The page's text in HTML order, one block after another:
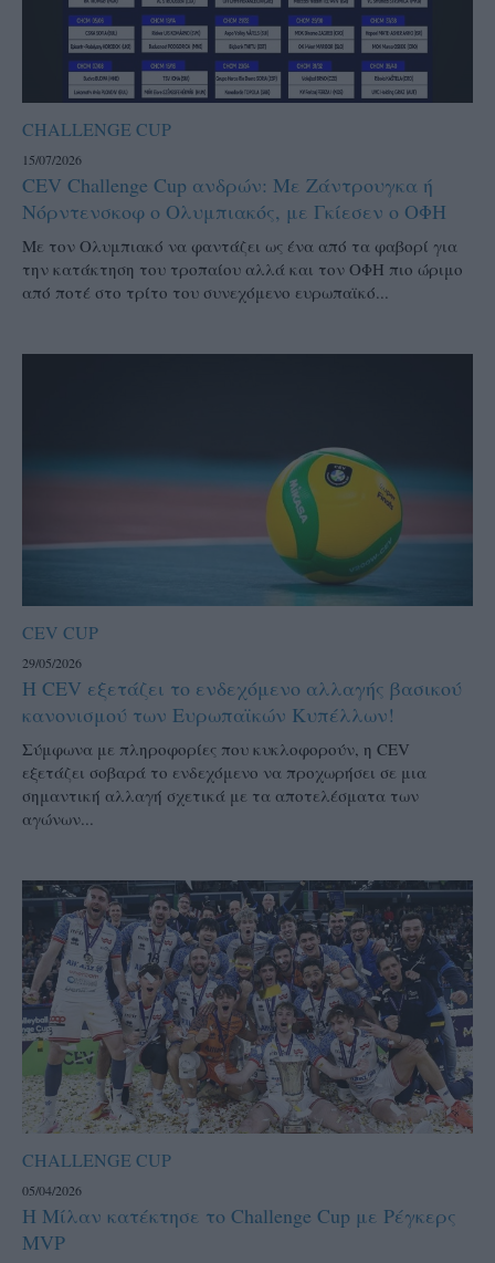
CHALLENGE CUP
15/07/2026
CEV Challenge Cup ανδρών: Με Ζάντρουγκα ή
Νόρντενσκοφ ο Ολυμπιακός, με Γκίεσεν ο ΟΦΗ
Με τον Ολυμπιακό να φαντάζει ως ένα από τα φαβορί για
την κατάκτηση του τροπαίου αλλά και τον ΟΦΗ πιο ώριμο
από ποτέ στο τρίτο του συνεχόμενο ευρωπαϊκό...
CEV CUP
29/05/2026
Η CEV εξετάζει το ενδεχόμενο αλλαγής βασικού
κανονισμού των Ευρωπαϊκών Κυπέλλων!
Σύμφωνα με πληροφορίες που κυκλοφορούν, η CEV
εξετάζει σοβαρά το ενδεχόμενο να προχωρήσει σε μια
σημαντική αλλαγή σχετικά με τα αποτελέσματα των
αγώνων...
CHALLENGE CUP
05/04/2026
Η Μίλαν κατέκτησε το Challenge Cup με Ρέγκερς
MVP